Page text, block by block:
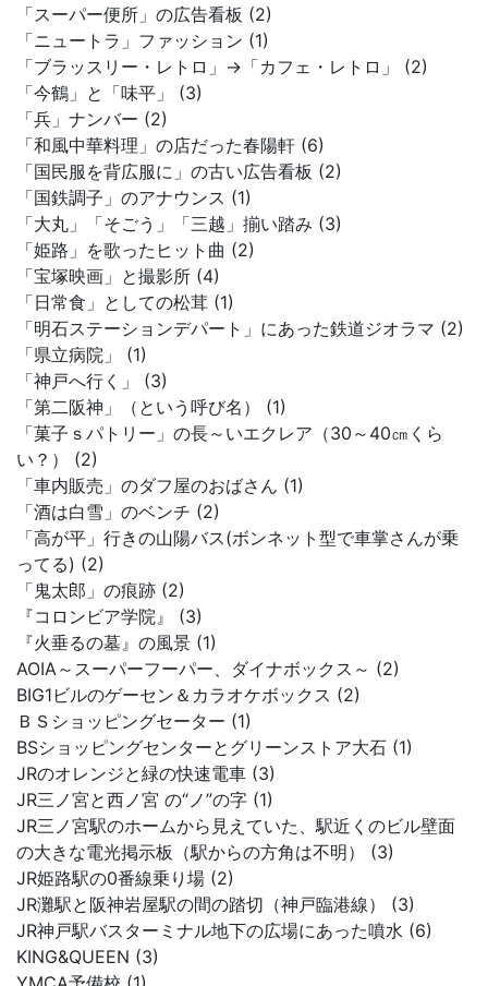
「スーパー便所」の広告看板 (2)
「ニュートラ」ファッション (1)
「ブラッスリー・レトロ」→「カフェ・レトロ」 (2)
「今鶴」と「味平」 (3)
「兵」ナンバー (2)
「和風中華料理」の店だった春陽軒 (6)
「国民服を背広服に」の古い広告看板 (2)
「国鉄調子」のアナウンス (1)
「大丸」「そごう」「三越」揃い踏み (3)
「姫路」を歌ったヒット曲 (2)
「宝塚映画」と撮影所 (4)
「日常食」としての松茸 (1)
「明石ステーションデパート」にあった鉄道ジオラマ (2)
「県立病院」 (1)
「神戸へ行く」 (3)
「第二阪神」（という呼び名） (1)
「菓子ｓパトリー」の長～いエクレア（30～40㎝くら
い？） (2)
「車内販売」のダフ屋のおばさん (1)
「酒は白雪」のベンチ (2)
「高が平」行きの山陽バス(ボンネット型で車掌さんが乗
ってる) (2)
「鬼太郎」の痕跡 (2)
『コロンビア学院』 (3)
『火垂るの墓』の風景 (1)
AOIA～スーパーフーパー、ダイナボックス～ (2)
BIG1ビルのゲーセン＆カラオケボックス (2)
ＢＳショッピングセーター (1)
BSショッピングセンターとグリーンストア大石 (1)
JRのオレンジと緑の快速電車 (3)
JR三ノ宮と西ノ宮 の“ノ”の字 (1)
JR三ノ宮駅のホームから見えていた、駅近くのビル壁面
の大きな電光掲示板（駅からの方角は不明） (3)
JR姫路駅の0番線乗り場 (2)
JR灘駅と阪神岩屋駅の間の踏切（神戸臨港線） (3)
JR神戸駅バスターミナル地下の広場にあった噴水 (6)
KING&QUEEN (3)